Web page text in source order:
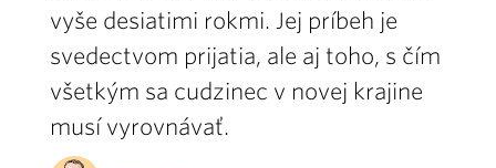
vyše desiatimi rokmi. Jej príbeh je
svedectvom prijatia, ale aj toho, s čím
všetkým sa cudzinec v novej krajine
musí vyrovnávať.